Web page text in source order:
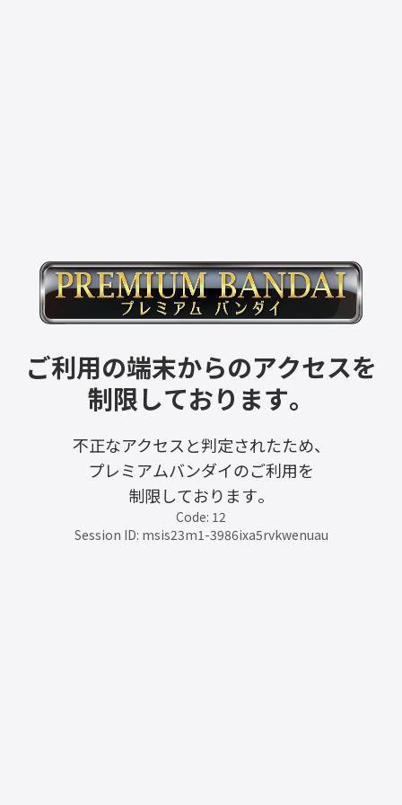
ご利用の端末からのアクセスを
制限しております。
不正なアクセスと判定されたため、
プレミアムバンダイのご利用を
制限しております。
Code: 12
Session ID: msis23m1-3986ixa5rvkwenuau